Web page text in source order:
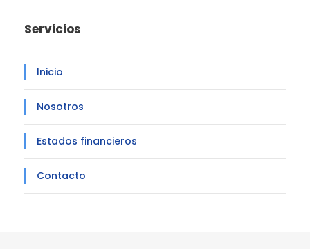
Servicios
Inicio
Nosotros
Estados financieros
Contacto